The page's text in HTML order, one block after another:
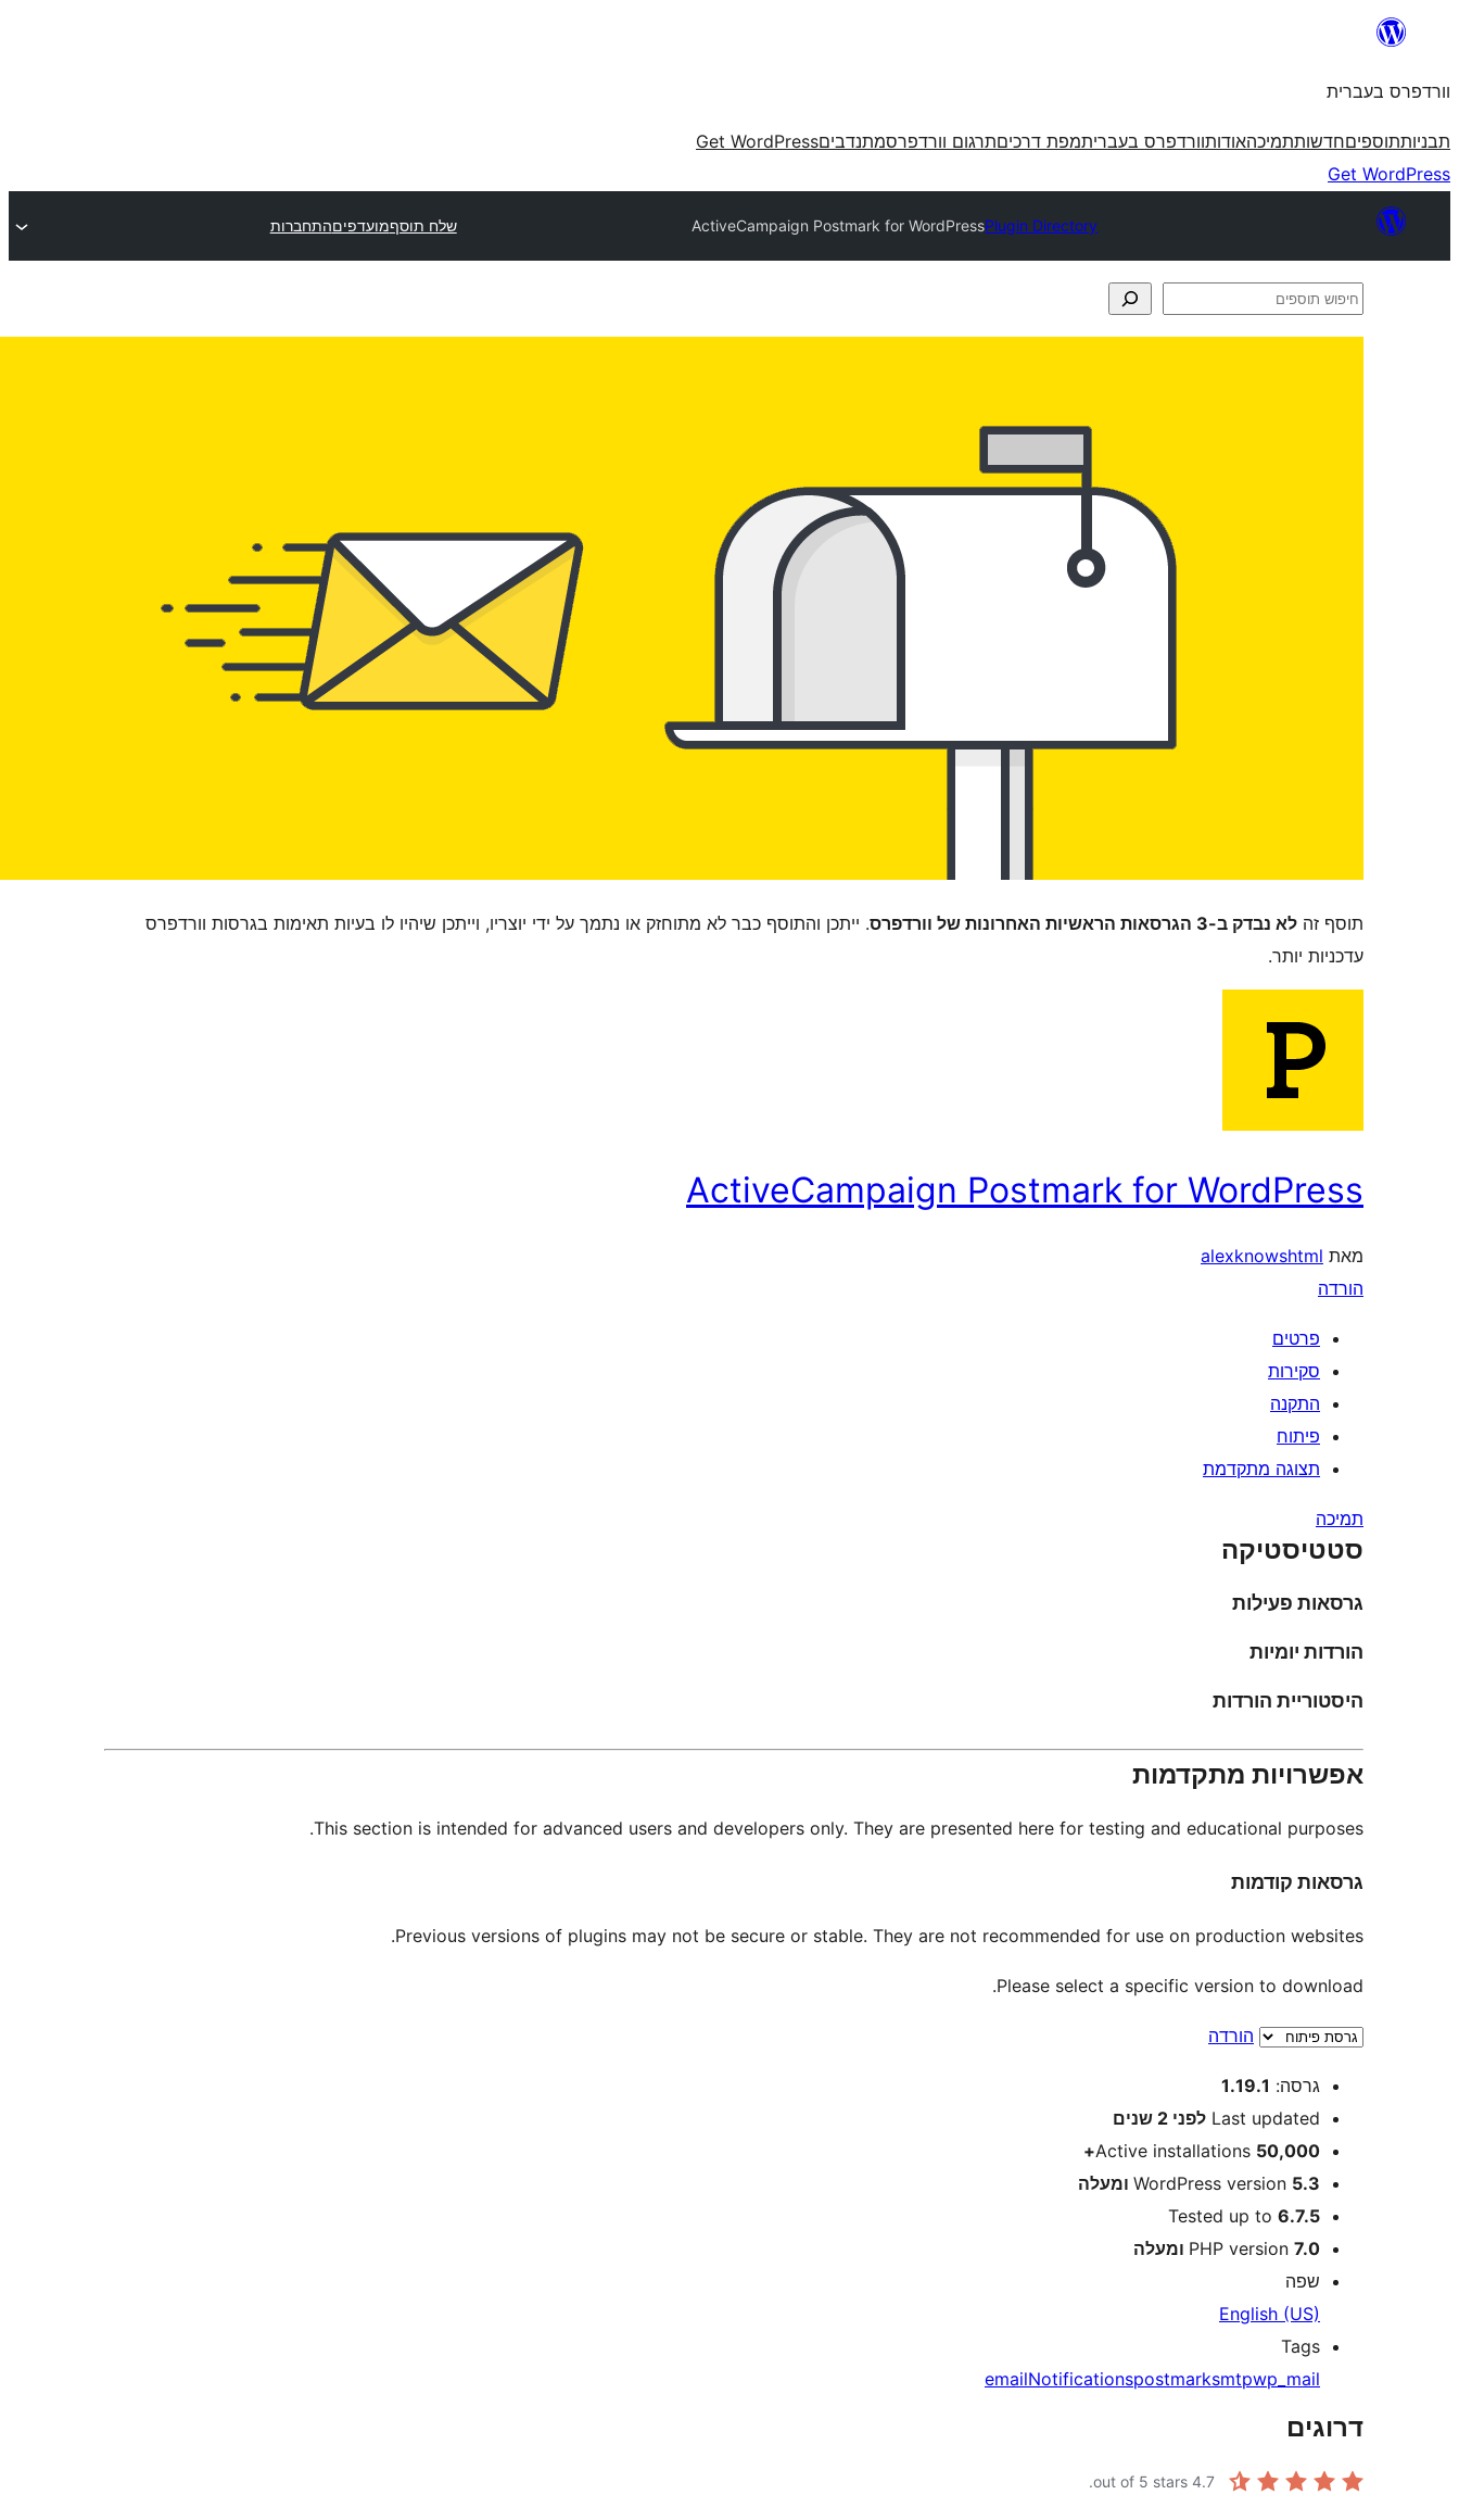
וורדפרס בעברית
תבניותתוספיםחדשותתמיכהאודותוורדפרס בעבריתמפת דרכיםתרגום וורדפרסמתנדביםGet WordPress
Get WordPress
Plugin Directory
ActiveCampaign Postmark for WordPress שלח תוסףמועדפיםהתחברות
חיפוש
תוסף זה לא נבדק ב-3 הגרסאות הראשיות האחרונות של וורדפרס
. ייתכן והתוסף כבר לא מתוחזק או נתמך על ידי יוצריו, וייתכן שיהיו לו בעיות תאימות בגרסות וורדפרס
עדכניות יותר.
ActiveCampaign Postmark for WordPress
מאת alexknowshtml
הורדה
פרטים
סקירות
התקנה
פיתוח
תצוגה מתקדמת
תמיכה
סטטיסטיקה
גרסאות פעילות
הורדות יומיות
היסטוריית הורדות
אפשרויות מתקדמות
This section is intended for advanced users and developers only. They are presented here for testing and educational purposes.
גרסאות קודמות
Previous versions of plugins may not be secure or stable. They are not recommended for use on production websites.
Please select a specific version to download.
הורדה
מטאגרסה: 1.19.1
Last updated לפני 2 שנים
Active installations 50,000+
WordPress version 5.3 ומעלה
Tested up to 6.7.5
PHP version 7.0 ומעלה
שפה
English (US)
Tags
emailNotificationspostmarksmtpwp_mail
דרוגים
4.7